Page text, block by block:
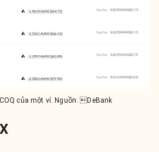
của một ví. Nguồn: DeBank